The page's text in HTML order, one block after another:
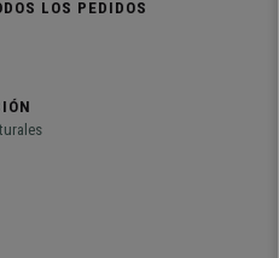
LOS PEDIDOS